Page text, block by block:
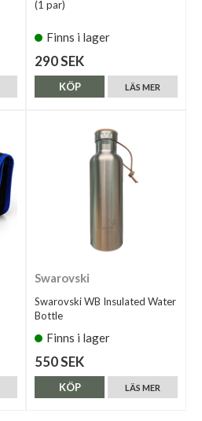
(1 par)
Finns i lager
290 SEK
LÄS MER
KÖP
Swarovski
Swarovski WB Insulated Water
Bottle
Finns i lager
550 SEK
LÄS MER
KÖP